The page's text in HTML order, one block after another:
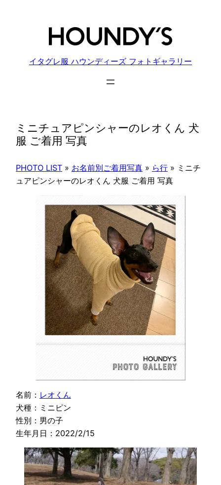
イタグレ服 ハウンディーズ フォトギャラリー
ミニチュアピンシャーのレオくん 犬
服 ご着用 写真
PHOTO LIST » お名前別ご着用写真 » ら行 » ミニチ
ュアピンシャーのレオくん 犬服 ご着用 写真
名前： レオくん
犬種：ミニピン
性別：男の子
生年月日：2022/2/15